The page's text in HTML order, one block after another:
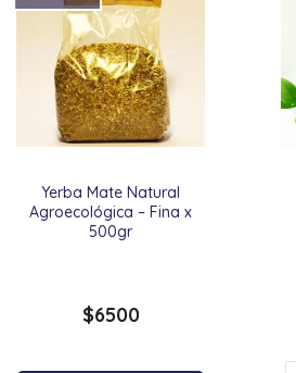
Yerba Mate Natural
Agroecológica – Fina x
500gr
$6500